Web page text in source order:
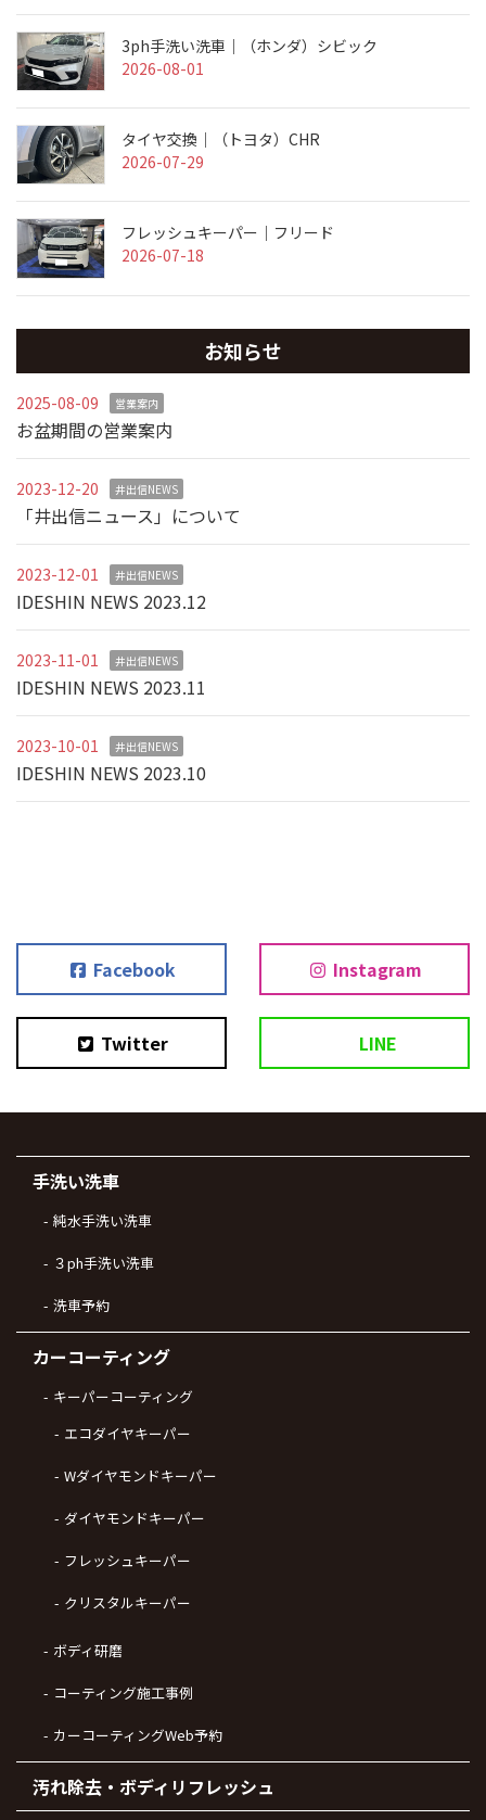
3ph手洗い洗車｜（ホンダ）シビック
2026-08-01
タイヤ交換｜（トヨタ）CHR
2026-07-29
フレッシュキーパー｜フリード
2026-07-18
お知らせ
2025-08-09 営業案内
お盆期間の営業案内
2023-12-20 井出信NEWS
「井出信ニュース」について
2023-12-01 井出信NEWS
IDESHIN NEWS 2023.12
2023-11-01 井出信NEWS
IDESHIN NEWS 2023.11
2023-10-01 井出信NEWS
IDESHIN NEWS 2023.10
Facebook Instagram
Twitter LINE
手洗い洗車
純水手洗い洗車
３ph手洗い洗車
洗車予約
カーコーティング
キーパーコーティング
エコダイヤキーパー
Wダイヤモンドキーパー
ダイヤモンドキーパー
フレッシュキーパー
クリスタルキーパー
ボディ研磨
コーティング施工事例
カーコーティングWeb予約
汚れ除去・ボディリフレッシュ